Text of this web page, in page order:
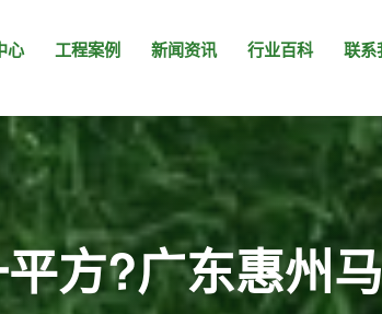
心 工程案例 新闻资讯 行业百科 联系
方?广东惠州